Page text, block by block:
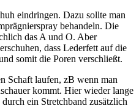
eindringen. Dazu sollte man
behandeln. Die
das A und O. Aber
dass Lederfett auf die
somit die Poren verschließt.
Schaft laufen, zB wenn man
kommt. Hier wieder lange
ein Stretchband zusätzlich